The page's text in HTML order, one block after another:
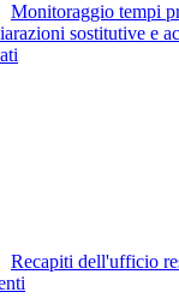
Monitoraggio tempi
sostitutive e
Recapiti dell'ufficio